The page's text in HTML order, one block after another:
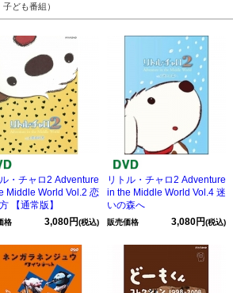
ども番組）
・チャロ2 Adventure
Middle World Vol.2 恋
【通常版】
格 3,080円(税込)
リトル・チャロ2 Adventure
in the Middle World Vol.4 迷
いの森へ
販売価格 3,080円(税込)